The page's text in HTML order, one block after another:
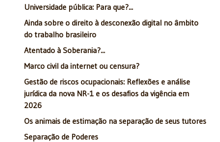
Universidade pública: Para que?...
Ainda sobre o direito à desconexão digital no âmbito
do trabalho brasileiro
Atentado à Soberania?...
Marco civil da internet ou censura?
Gestão de riscos ocupacionais: Reflexões e análise
jurídica da nova NR-1 e os desafios da vigência em
2026
Os animais de estimação na separação de seus tutores
Separação de Poderes